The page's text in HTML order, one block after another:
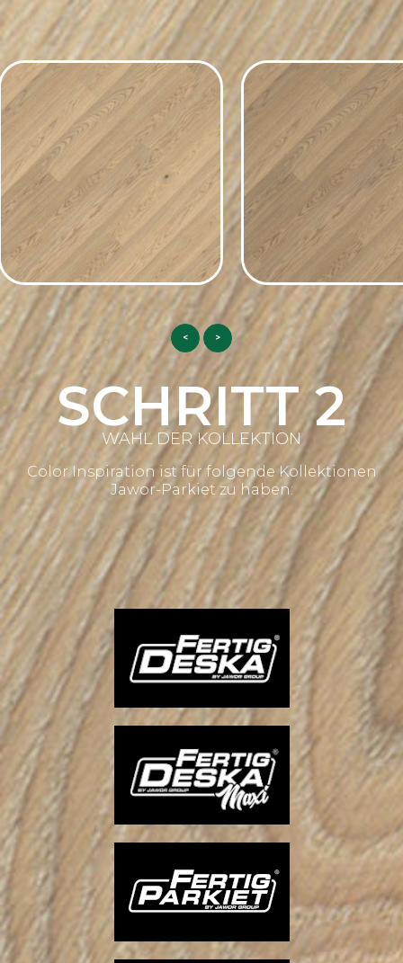
COLOR INSPIRATION
Eiche Color Alabastro
siehe
COLOR
Eiche Color
siehe
< >
SCHRITT 2
WAHL DER KOLLEKTION
Color Inspiration ist für folgende Kollektionen
Jawor-Parkiet zu haben: